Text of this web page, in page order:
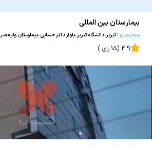
بیمارستان بین المللی
بیمارستان |تبریز،دانشگاه تبریز،بلوار دکتر حسابی،بیمارستان ولیعصر
4.9
(
15رای )